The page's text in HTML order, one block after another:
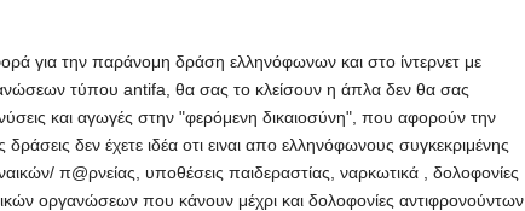
για την παράνομη δράση ελληνόφωνων και στο ίντερνετ με
τύπου antifa, θα σας το κλείσουν η άπλα δεν θα σας
και αγωγές στην "φερόμενη δικαιοσύνη", που αφορούν την
δεν έχετε ιδέα οτι ειναι απο ελληνόφωνους συγκεκριμένης
π@ρνείας, υποθέσεις παιδεραστίας, ναρκωτικά , δολοφονίες
οργανώσεων που κάνουν μέχρι και δολοφονίες αντιφρονούντων